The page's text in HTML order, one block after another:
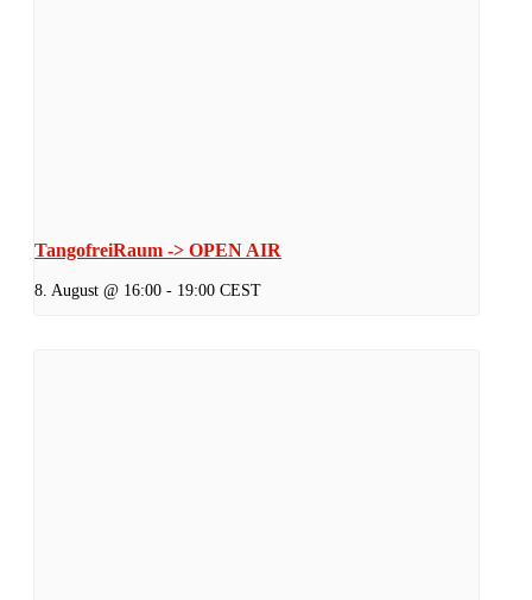
TangofreiRaum -> OPEN AIR
8. August @ 16:00 - 19:00 CEST